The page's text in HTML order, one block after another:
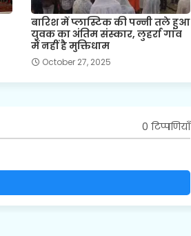
बारिश में प्लास्टिक की पन्नी तले हुआ
युवक का अंतिम संस्कार, लुहर्रा गांव
में नहीं है मुक्तिधाम
October 27, 2025
0 टिप्पणियाँ